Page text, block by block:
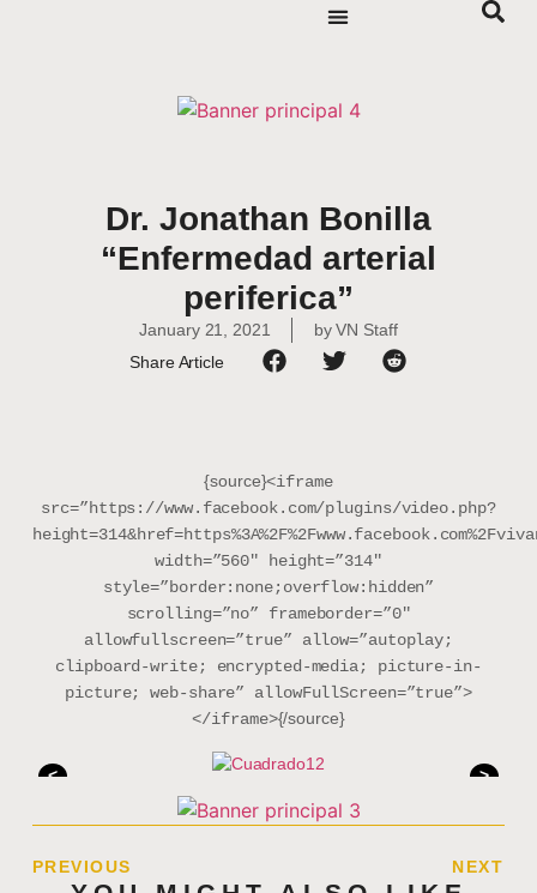
Dr. Jonathan Bonilla
“Enfermedad arterial
periferica”
January 21, 2021 byVN Staff
Share Article
{source}<iframe
src=”https://www.facebook.com/plugins/video.php?
width=”560″ height=”314″
style=”border:none;overflow:hidden”
scrolling=”no” frameborder=”0″
allowfullscreen=”true” allow=”autoplay;
clipboard-write; encrypted-media; picture-in-
picture; web-share” allowFullScreen=”true”>
</iframe>{/source}
< >
PREVIOUS NEXT